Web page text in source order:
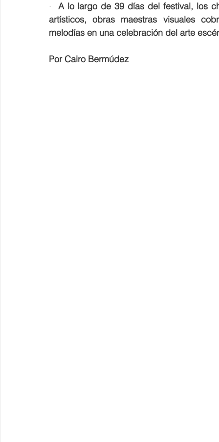
· A lo largo de 39 días del festival, los
artísticos, obras maestras visuales
melodías en una celebración del arte
Por Cairo Bermúdez